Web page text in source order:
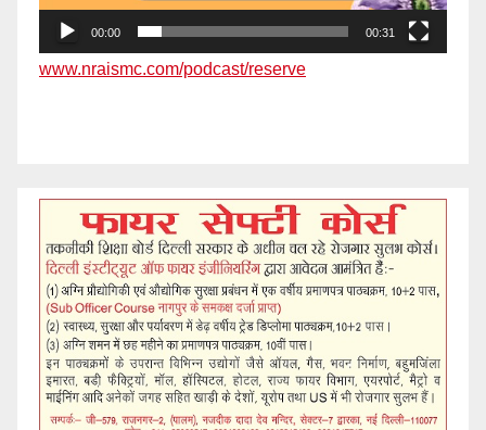
00:00 00:31
www.nraismc.com/podcast/reserve